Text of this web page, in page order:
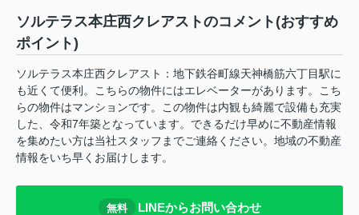
ソルテラス本庄西クレアストのコメント(おすすめ
ポイント)
ソルテラス本庄西クレアスト：地下鉄谷町線天神橋筋六丁目駅に
も近くて便利。こちらの物件にはエレベーターがあります。こち
らの物件はマンションです。この物件は内観も綺麗で設備も充実
した、令和7年築となっています。できるだけ早めに不動産情報
を集めたい方は当社スタッフまでご連絡ください。地域の不動産
情報をいち早くお届けします。
無料 LINEからお問い合わせ